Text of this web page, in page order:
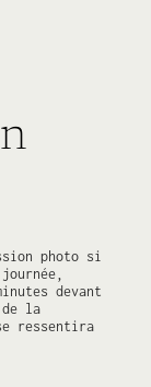
photo si
devant
de la
ressentira